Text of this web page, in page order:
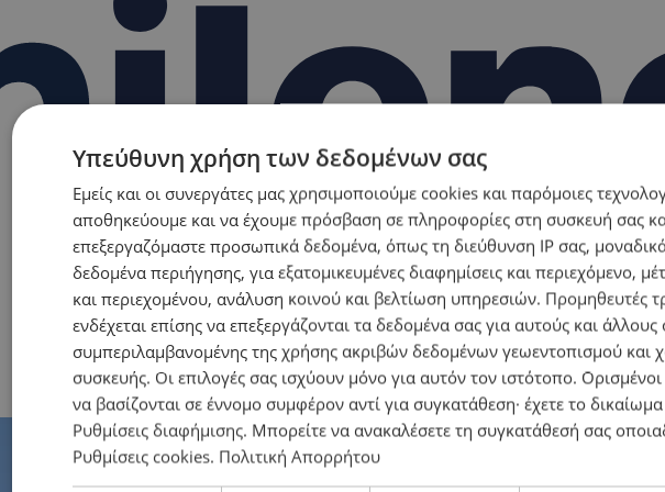
Υπεύθυνη χρήση των δεδομένων σας
Εμείς και οι συνεργάτες μας χρησιμοποιούμε cookies και παρόμοιες
αποθηκεύουμε και να έχουμε πρόσβαση σε πληροφορίες στη συσκευή σας
επεξεργαζόμαστε προσωπικά δεδομένα, όπως τη διεύθυνση IP σας,
δεδομένα περιήγησης, για εξατομικευμένες διαφημίσεις και περιεχόμενο,
και περιεχομένου, ανάλυση κοινού και βελτίωση υπηρεσιών. Προμηθευτές
ενδέχεται επίσης να επεξεργάζονται τα δεδομένα σας για αυτούς και
συμπεριλαμβανομένης της χρήσης ακριβών δεδομένων γεωεντοπισμού και
συσκευής. Οι επιλογές σας ισχύουν μόνο για αυτόν τον ιστότοπο.
να βασίζονται σε έννομο συμφέρον αντί για συγκατάθεση· έχετε το δικαίωμα
Ρυθμίσεις διαφήμισης. Μπορείτε να ανακαλέσετε τη συγκατάθεσή σας
Ρυθμίσεις cookies. Πολιτική Απορρήτου